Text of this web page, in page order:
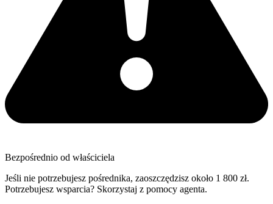
Bezpośrednio od właściciela
Jeśli nie potrzebujesz pośrednika, zaoszczędzisz około 1 800 zł.
Potrzebujesz wsparcia? Skorzystaj z pomocy agenta.